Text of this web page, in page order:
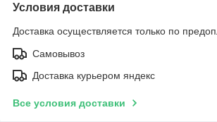
Условия доставки
Доставка осуществляется только по
Самовывоз
Доставка курьером яндекс
Все условия доставки